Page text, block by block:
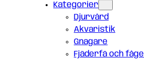
Kategorier
Djurvård
Akvaristik
Gnagare
Fjäderfä och fågel